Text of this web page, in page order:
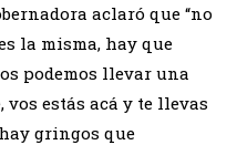
aclaró que “no
la misma, hay que
podemos llevar una
estás acá y te llevas
gringos que